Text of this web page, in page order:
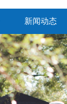
新闻动态